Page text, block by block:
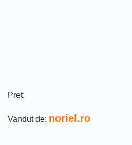
Pret:
Vandut de: noriel.ro